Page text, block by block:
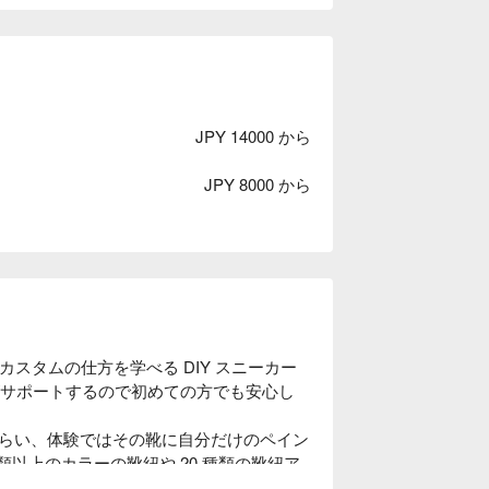
JPY 14000 から
JPY 8000 から
スタムの仕方を学べる DIY スニーカー
ポートするので初めての方でも安心し
い、体験ではその靴に自分だけのペイン
以上のカラーの靴紐や 20 種類の靴紐ア